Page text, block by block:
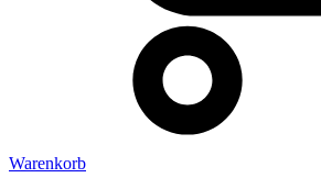
Warenkorb